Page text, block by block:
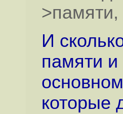
>памяти,
И
памяти и
которые